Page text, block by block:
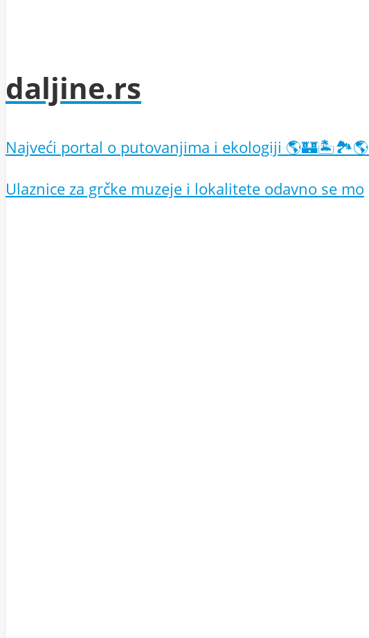
daljine.rs
Najveći portal o putovanjima i ekologiji 🌎🏰🏝️🏞️🌎
Ulaznice za grčke muzeje i lokalitete odavno se mo